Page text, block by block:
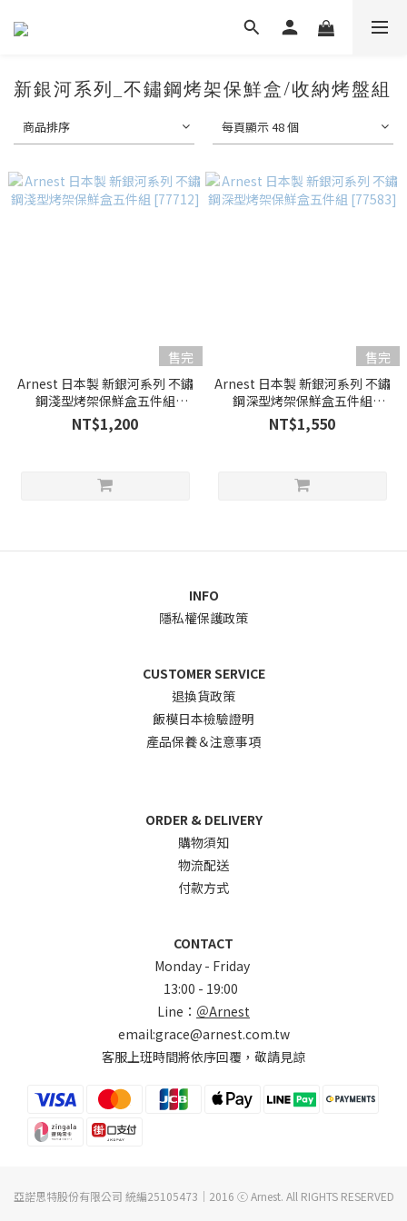
新銀河系列_不鏽鋼烤架保鮮盒/收納烤盤組
商品排序 每頁顯示 48 個
售完
Arnest 日本製 新銀河系列 不鏽
鋼淺型烤架保鮮盒五件組
[77712]
NT$1,200
售完
Arnest 日本製 新銀河系列 不鏽
鋼深型烤架保鮮盒五件組
[77583]
NT$1,550
INFO
隱私權保護政策
CUSTOMER SERVICE
退換貨政策
飯模日本檢驗證明
產品保養＆注意事項
ORDER & DELIVERY
購物須知
物流配送
付款方式
CONTACT
Monday - Friday
13:00 - 19:00
Line： ＠Arnest
email:grace@arnest.com.tw
客服上班時間將依序回覆，敬請見諒
亞諾思特股份有限公司 統編25105473｜2016 ⓒ Arnest. All RIGHTS RESERVED